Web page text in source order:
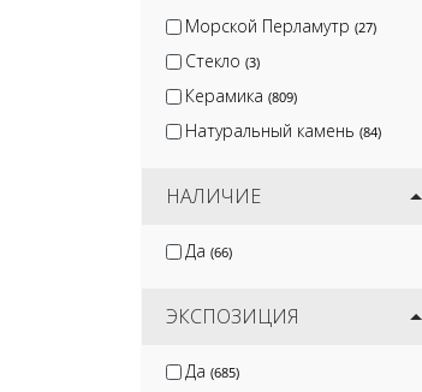
Морской Перламутр (27)
Стекло (3)
Керамика (809)
Натуральный камень (84)
НАЛИЧИЕ
Да (66)
ЭКСПОЗИЦИЯ
Да (685)